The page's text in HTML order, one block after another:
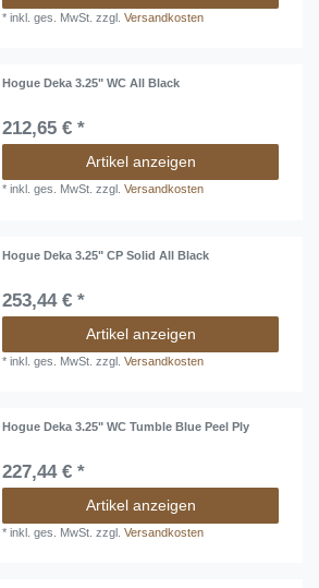
*inkl. ges. MwSt. zzgl.Versandkosten
Hogue Deka 3.25" WC All Black
212,65 € *
Artikel anzeigen
*inkl. ges. MwSt. zzgl.Versandkosten
Hogue Deka 3.25" CP Solid All Black
253,44 € *
Artikel anzeigen
*inkl. ges. MwSt. zzgl.Versandkosten
Hogue Deka 3.25" WC Tumble Blue Peel Ply
227,44 € *
Artikel anzeigen
*inkl. ges. MwSt. zzgl.Versandkosten